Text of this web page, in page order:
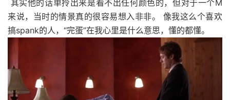
其实他的话单拎出来是看不出任何颜色的，但对于一个M
来说，当时的情景真的很容易想入非非。 像我这么个喜欢
搞spank的人，“完蛋”在我心里是什么意思，懂的都懂。